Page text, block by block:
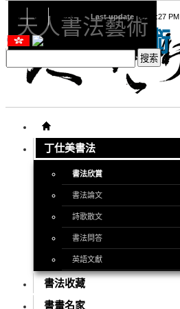
天人書法藝術
丁仕美書法
書法欣賞
書法論文
詩歌散文
書法問答
英語文獻
書法收藏
書畫名家
08 07 2026 Last update 08:15:27 PM
天人書法藝術